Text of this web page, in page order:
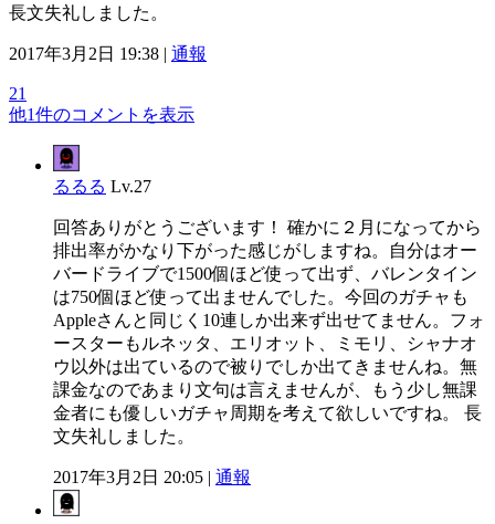
長文失礼しました。
2017年3月2日 19:38 | 通報
21
他1件のコメントを表示
るるる Lv.27
回答ありがとうございます！ 確かに２月になってから
排出率がかなり下がった感じがしますね。自分はオー
バードライブで1500個ほど使って出ず、バレンタイン
は750個ほど使って出ませんでした。今回のガチャも
Appleさんと同じく10連しか出来ず出せてません。フォ
ースターもルネッタ、エリオット、ミモリ、シャナオ
ウ以外は出ているので被りでしか出てきませんね。無
課金なのであまり文句は言えませんが、もう少し無課
金者にも優しいガチャ周期を考えて欲しいですね。 長
文失礼しました。
2017年3月2日 20:05 | 通報